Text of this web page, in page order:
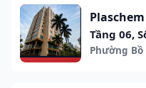
Tầng 06,
Phường